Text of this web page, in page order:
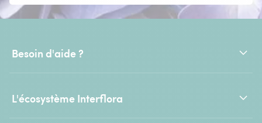
Besoin d'aide ?
L'écosystème Interflora